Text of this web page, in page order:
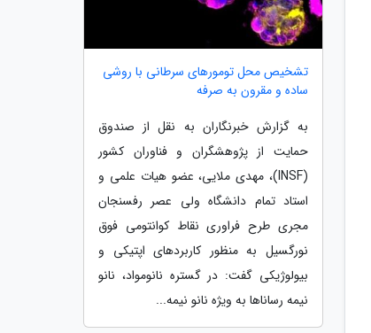
تشخیص محل تومورهای سرطانی با روشی
ساده و مقرون به صرفه
به گزارش خبرنگاران به نقل از صندوق
حمایت از پژوهشگران و فناوران کشور
(INSF)، مهدی ملایی، عضو هیات علمی و
استاد تمام دانشگاه ولی عصر رفسنجان
مجری طرح فراوری نقاط کوانتومی فوق
نورگسیل به منظور کاربردهای اپتیکی و
بیولوژیکی گفت: در گستره نانومواد، نانو
نیمه رساناها به ویژه نانو نیمه...